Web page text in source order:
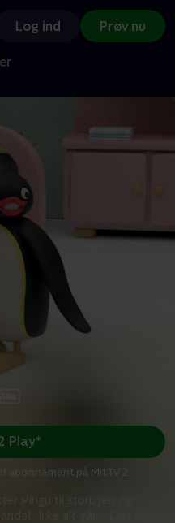
Log ind Prøv nu
Pingu til storbyen og
Ikke alt går
Play*
på Mit TV 2.